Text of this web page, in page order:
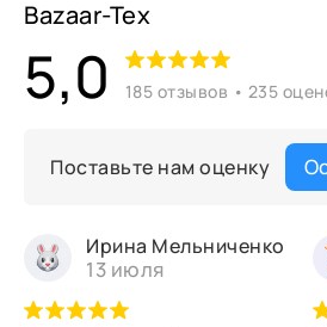
Bazaar-Tex
5,0 185 отзывов • 235
Поставьте нам оценку
Ирина Мельниченко
13 июля